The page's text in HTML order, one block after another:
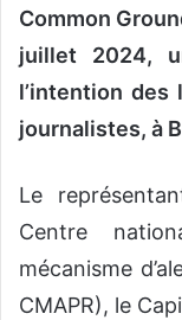
Common
juillet 2024,
l’intention des
journalistes, à
Le
Centre
mécanisme
CMAPR), le